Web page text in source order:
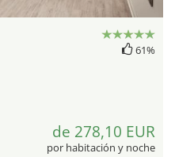
61%
de 278,10 EUR
por habitación y noche